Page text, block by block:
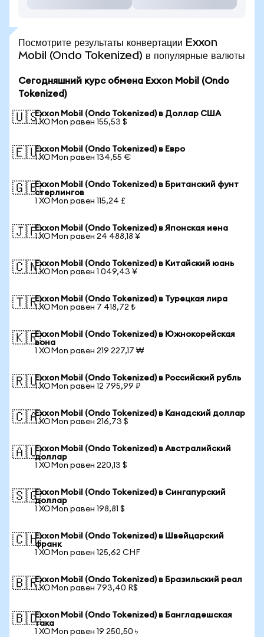
Посмотрите результаты конвертации Exxon
Mobil (Ondo Tokenized) в популярные валюты
Сегодняшний курс обмена Exxon Mobil (Ondo
Tokenized)
🇺🇸Exxon Mobil (Ondo Tokenized) в Доллар США
1 XOMon равен 155,53 $
🇪🇺Exxon Mobil (Ondo Tokenized) в Евро
1 XOMon равен 134,55 €
🇬🇧Exxon Mobil (Ondo Tokenized) в Британский фунт
стерлингов
1 XOMon равен 115,24 £
🇯🇵Exxon Mobil (Ondo Tokenized) в Японская иена
1 XOMon равен 24 488,18 ¥
🇨🇳Exxon Mobil (Ondo Tokenized) в Китайский юань
1 XOMon равен 1 049,43 ¥
🇹🇷Exxon Mobil (Ondo Tokenized) в Турецкая лира
1 XOMon равен 7 418,72 ₺
🇰🇷Exxon Mobil (Ondo Tokenized) в Южнокорейская
вона
1 XOMon равен 219 227,17 ₩
🇷🇺Exxon Mobil (Ondo Tokenized) в Российский рубль
1 XOMon равен 12 795,99 ₽
🇨🇦Exxon Mobil (Ondo Tokenized) в Канадский доллар
1 XOMon равен 216,73 $
🇦🇺Exxon Mobil (Ondo Tokenized) в Австралийский
доллар
1 XOMon равен 220,13 $
🇸🇬Exxon Mobil (Ondo Tokenized) в Сингапурский
доллар
1 XOMon равен 198,81 $
🇨🇭Exxon Mobil (Ondo Tokenized) в Швейцарский
франк
1 XOMon равен 125,62 CHF
🇧🇷Exxon Mobil (Ondo Tokenized) в Бразильский реал
1 XOMon равен 793,40 R$
🇧🇩Exxon Mobil (Ondo Tokenized) в Бангладешская
така
1 XOMon равен 19 250,50 ৳